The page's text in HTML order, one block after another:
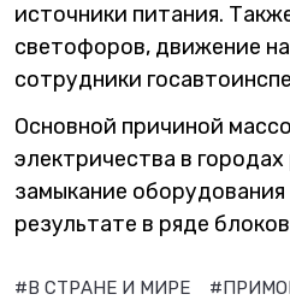
источники питания.
светофоров, движение
сотрудники
Основной причиной
электричества в
замыкание
результате в ряде
#В СТРАНЕ И МИРЕ